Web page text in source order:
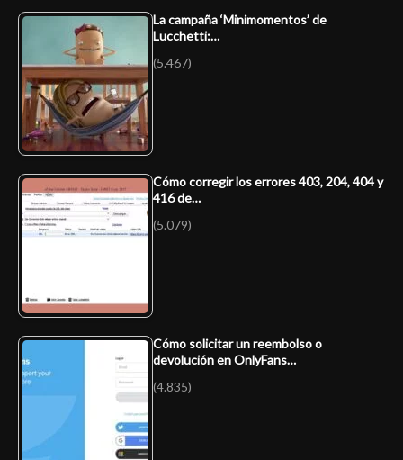
La campaña ‘Minimomentos’ de
Lucchetti:…
(5.467)
Cómo corregir los errores 403, 204, 404 y
416 de…
(5.079)
Cómo solicitar un reembolso o
devolución en OnlyFans…
(4.835)